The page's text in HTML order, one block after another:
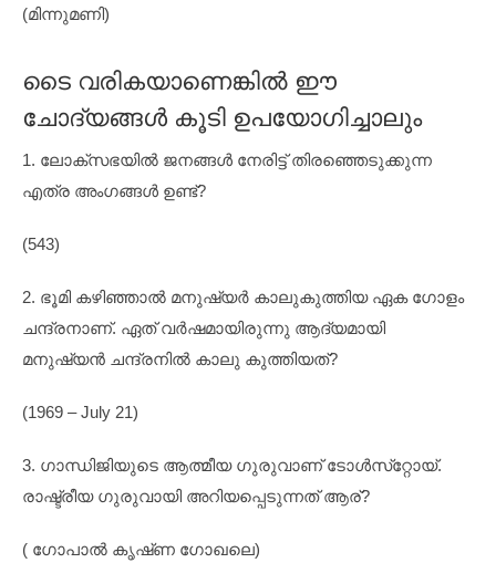
(മിന്നുമണി)
ടൈ വരികയാണെങ്കിൽ ഈ
ചോദ്യങ്ങൾ കൂടി ഉപയോഗിച്ചാലും
1. ലോക്സഭയിൽ ജനങ്ങൾ നേരിട്ട് തിരഞ്ഞെടുക്കുന്ന
എത്ര അംഗങ്ങൾ ഉണ്ട്?
(543)
2. ഭൂമി കഴിഞ്ഞാൽ മനുഷ്യർ കാലുകുത്തിയ ഏക ഗോളം
ചന്ദ്രനാണ്. ഏത് വർഷമായിരുന്നു ആദ്യമായി
മനുഷ്യൻ ചന്ദ്രനിൽ കാലു കുത്തിയത്?
(1969 – July 21)
3. ഗാന്ധിജിയുടെ ആത്മീയ ഗുരുവാണ് ടോൾസ്‌റ്റോയ്.
രാഷ്ട്രീയ ഗുരുവായി അറിയപ്പെടുന്നത് ആര്?
( ഗോപാൽ കൃഷ്‌ണ ഗോഖലെ)